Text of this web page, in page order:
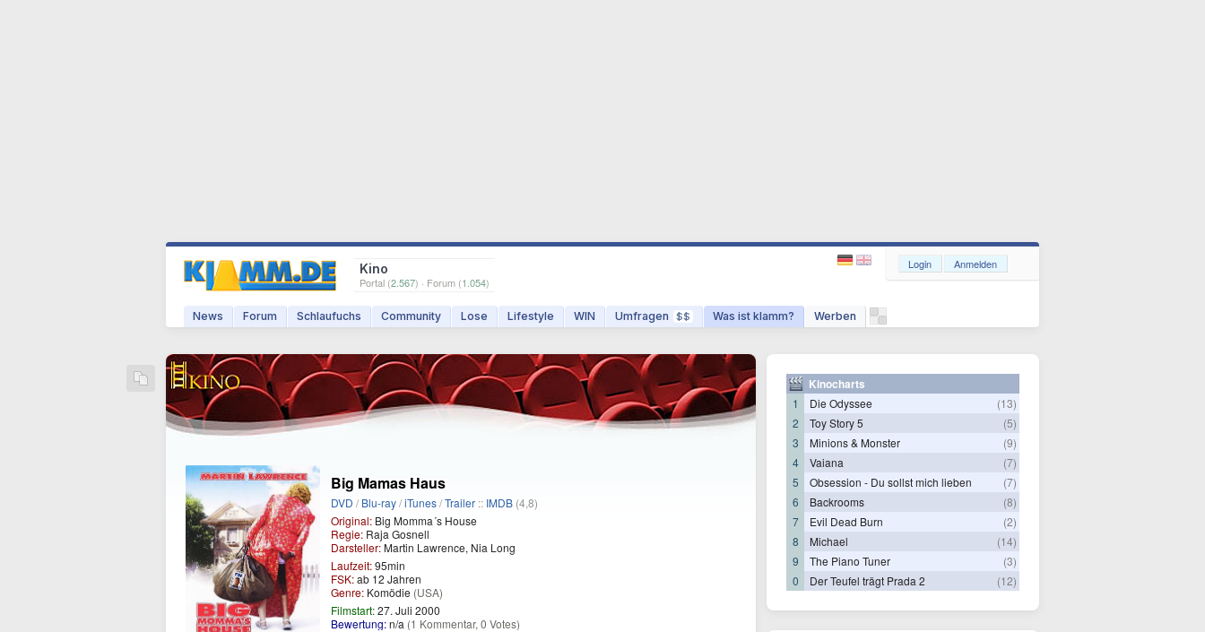
Kino
Portal (2.567) · Forum (1.054)
News Forum Schlaufuchs Community Lose Lifestyle WIN Umfragen $$ Was ist klamm? Werben
Login Anmelden
Big Mamas Haus
DVD /Blu-ray/iTunes/Trailer :: IMDB (4,8)
Original: Big Momma´s House
Regie: Raja Gosnell
Darsteller:Martin Lawrence, Nia Long
Laufzeit:95min
FSK:ab 12 Jahren
Genre: Komödie (USA)
Filmstart:27. Juli 2000
Bewertung:n/a (1 Kommentar, 0 Votes)
Kinocharts
1 Die Odyssee
(13)
2
Toy Story 5
(5)
3
Minions & Monster
(9)
4
Vaiana
(7)
5
Obsession - Du sollst mich lieben
(7)
6
Backrooms
(8)
7
Evil Dead Burn
(2)
8
Michael
(14)
9
The Piano Tuner
(3)
0
Der Teufel trägt Prada 2 (12)